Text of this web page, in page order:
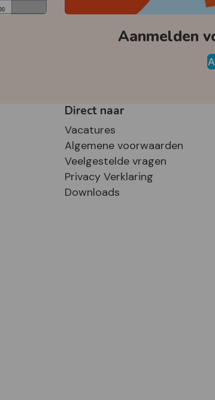
Aanmelden
Direct naar
Vacatures
Algemene voorwaarden
Veelgestelde vragen
Privacy Verklaring
Downloads